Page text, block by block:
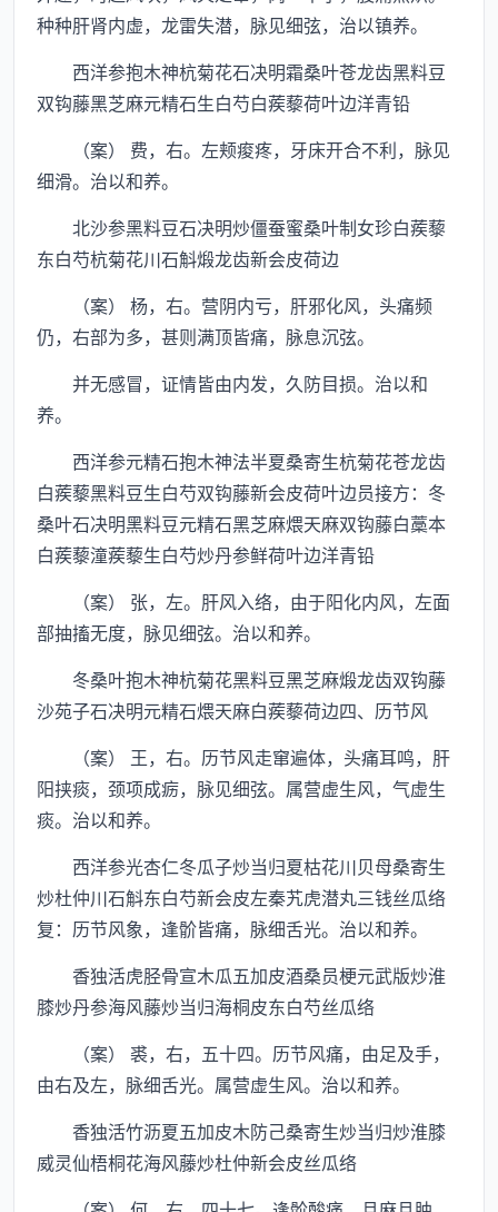
种种肝肾内虚，龙雷失潜，脉见细弦，治以镇养。
西洋参抱木神杭菊花石决明霜桑叶苍龙齿黑料豆
双钩藤黑芝麻元精石生白芍白蒺藜荷叶边洋青铅
（案） 费，右。左颊痠疼，牙床开合不利，脉见
细滑。治以和养。
北沙参黑料豆石决明炒僵蚕蜜桑叶制女珍白蒺藜
东白芍杭菊花川石斛煅龙齿新会皮荷边
（案） 杨，右。营阴内亏，肝邪化风，头痛频
仍，右部为多，甚则满顶皆痛，脉息沉弦。
并无感冒，证情皆由内发，久防目损。治以和
养。
西洋参元精石抱木神法半夏桑寄生杭菊花苍龙齿
白蒺藜黑料豆生白芍双钩藤新会皮荷叶边员接方：冬
桑叶石决明黑料豆元精石黑芝麻煨天麻双钩藤白藁本
白蒺藜潼蒺藜生白芍炒丹参鲜荷叶边洋青铅
（案） 张，左。肝风入络，由于阳化内风，左面
部抽搐无度，脉见细弦。治以和养。
冬桑叶抱木神杭菊花黑料豆黑芝麻煅龙齿双钩藤
沙苑子石决明元精石煨天麻白蒺藜荷边四、历节风
（案） 王，右。历节风走窜遍体，头痛耳鸣，肝
阳挟痰，颈项成疬，脉见细弦。属营虚生风，气虚生
痰。治以和养。
西洋参光杏仁冬瓜子炒当归夏枯花川贝母桑寄生
炒杜仲川石斛东白芍新会皮左秦艽虎潜丸三钱丝瓜络
复：历节风象，逢骱皆痛，脉细舌光。治以和养。
香独活虎胫骨宣木瓜五加皮酒桑员梗元武版炒淮
膝炒丹参海风藤炒当归海桐皮东白芍丝瓜络
（案） 裘，右，五十四。历节风痛，由足及手，
由右及左，脉细舌光。属营虚生风。治以和养。
香独活竹沥夏五加皮木防己桑寄生炒当归炒淮膝
威灵仙梧桐花海风藤炒杜仲新会皮丝瓜络